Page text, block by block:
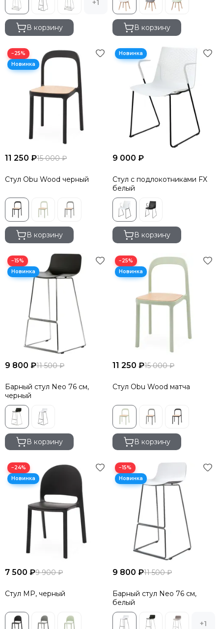
+1
В корзину В корзину
−25%
11 250 ₽15 000 ₽
Стул Obu Wood черный
В корзину
9 000 ₽
Стул с подлокотниками FX
белый
В корзину
−15%
9 800 ₽11 500 ₽
Барный стул Neo 76 см,
черный
В корзину
−25%
11 250 ₽15 000 ₽
Стул Obu Wood матча
В корзину
−24%
7 500 ₽9 900 ₽
Стул MP, черный
−15%
9 800 ₽11 500 ₽
Барный стул Neo 76 см,
белый
+1